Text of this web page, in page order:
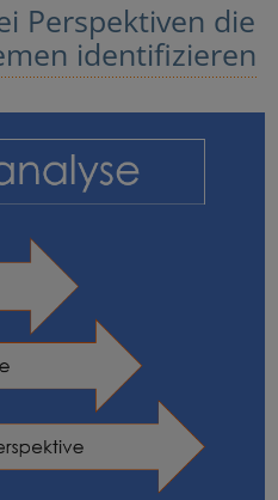
Perspektiven die
identifizieren